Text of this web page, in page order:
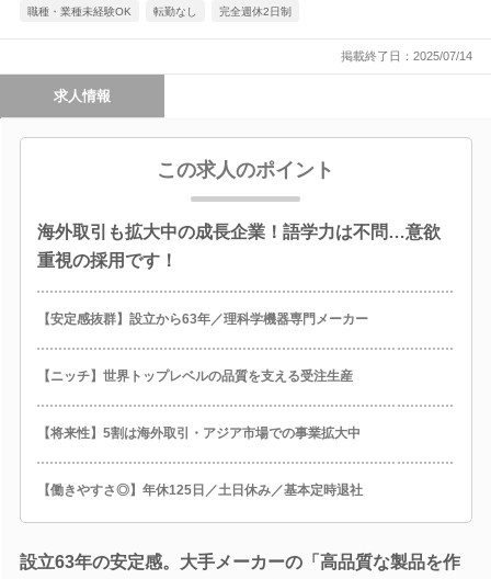
職種・業種未経験OK 転勤なし 完全週休2日制
掲載終了日：2025/07/14
求人情報
この求人のポイント
海外取引も拡大中の成長企業！語学力は不問…意欲
重視の採用です！
【安定感抜群】設立から63年／理科学機器専門メーカー
【ニッチ】世界トップレベルの品質を支える受注生産
【将来性】5割は海外取引・アジア市場での事業拡大中
【働きやすさ◎】年休125日／土日休み／基本定時退社
設立63年の安定感。大手メーカーの「高品質な製品を作